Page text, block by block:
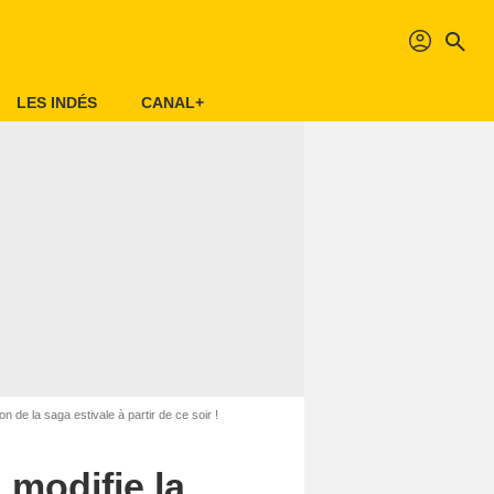
profil search
LES INDÉS CANAL+
de la saga estivale à partir de ce soir !